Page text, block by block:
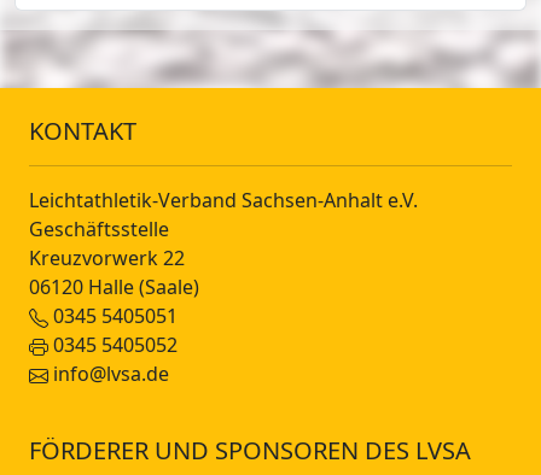
KONTAKT
Leichtathletik-Verband Sachsen-Anhalt e.V.
Geschäftsstelle
Kreuzvorwerk 22
06120 Halle (Saale)
0345 5405051
0345 5405052
info@lvsa.de
FÖRDERER UND SPONSOREN DES LVSA